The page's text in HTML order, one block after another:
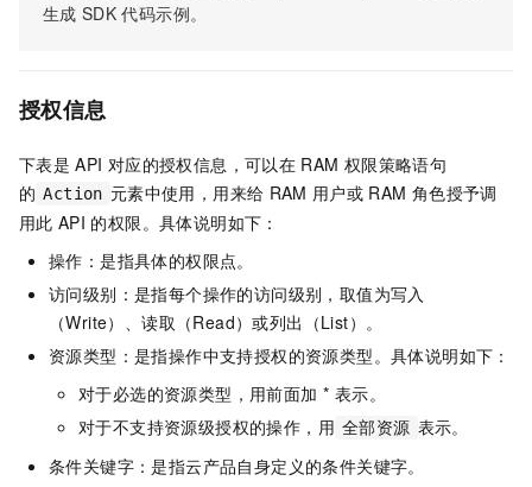
生成 SDK 代码示例。
授权信息
下表是 API 对应的授权信息，可以在 RAM 权限策略语句
的 Action 元素中使用，用来给 RAM 用户或 RAM 角色授予调
用此 API 的权限。具体说明如下：
操作：是指具体的权限点。
访问级别：是指每个操作的访问级别，取值为写入
（Write）、读取（Read）或列出（List）。
资源类型：是指操作中支持授权的资源类型。具体说明如下：
对于必选的资源类型，用前面加 * 表示。
对于不支持资源级授权的操作，用 全部资源 表示。
条件关键字：是指云产品自身定义的条件关键字。